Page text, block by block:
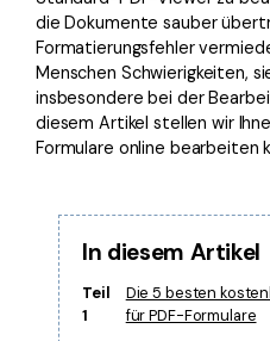
Branchen
Bildung
IT-Dienstleistung
Gesundheitswesen
Finanzen
Regierung
PDFelement für Mac
PDFelement für iOS
PDFelement für Android
Bewertungen
Sehen Sie, was unsere
Kostenlose PDF-Vorlagen
Bearbeiten, Drucken und
die Dokumente sauber
Formatierungsfehler
Menschen Schwierigkeiten,
insbesondere bei der
diesem Artikel stellen wir
Formulare online bearbeiten
In diesem Artikel
Teil
1
Die 5 besten
für PDF-Formulare